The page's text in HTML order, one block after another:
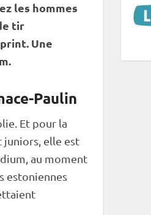
les hommes
tir
. Une
Paulin
Et pour la
juniors, elle est
au moment
estoniennes